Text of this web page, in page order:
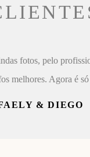
fotos, pelo
melhores. Agora é
& DIEGO